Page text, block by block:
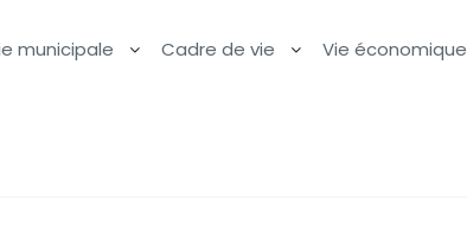
municipale Cadre de vie Vie économique